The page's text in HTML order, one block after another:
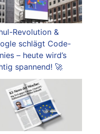
Revolution &
schlägt Code-
– heute wird’s
spannend! 🚀